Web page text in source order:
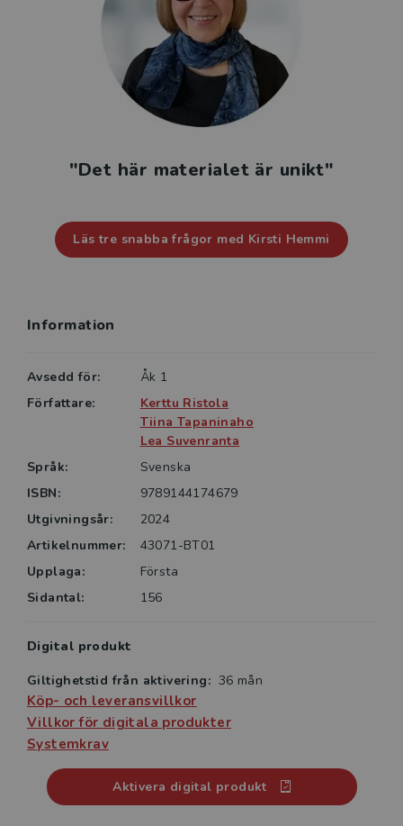
"Det här materialet är unikt"
Läs tre snabba frågor med Kirsti Hemmi
Information
Avsedd för:
Åk 1
Författare:
Kerttu Ristola
Tiina Tapaninaho
Lea Suvenranta
Språk:
Svenska
ISBN:
9789144174679
Utgivningsår:
2024
Artikelnummer:
43071-BT01
Upplaga:
Första
Sidantal:
156
Digital produkt
Giltighetstid från aktivering: 36 mån
Köp- och leveransvillkor
Villkor för digitala produkter
Systemkrav
Aktivera digital produkt